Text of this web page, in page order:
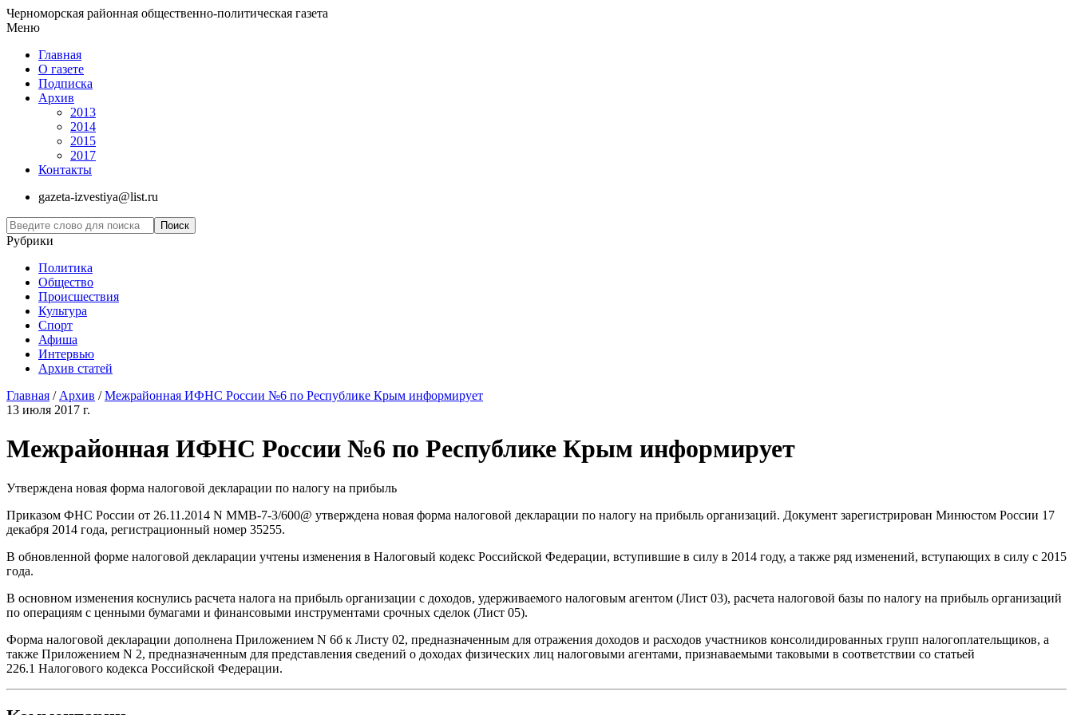
Черноморская районная общественно-политическая газета
Меню
Главная
О газете
Подписка
Архив
2013
2014
2015
2017
Контакты
gazeta-izvestiya@list.ru
Рубрики
Политика
Общество
Проиcшествия
Культура
Спорт
Афиша
Интервью
Архив статей
Главная / Архив /Межрайонная ИФНС России №6 по Республике Крым информирует
13 июля 2017 г.
Межрайонная ИФНС России №6 по Республике Крым информирует
Утверждена новая форма налоговой декларации по налогу на прибыль
Приказом ФНС России от 26.11.2014 N ММВ-7-3/600@ утверждена новая форма налоговой декларации по налогу на прибыль организаций. Документ зарегистрирован Минюстом России 17
декабря 2014 года, регистрационный номер 35255.
В обновленной форме налоговой декларации учтены изменения в Налоговый кодекс Российской Федерации, вступившие в силу в 2014 году, а также ряд изменений, вступающих в силу с 2015
года.
В основном изменения коснулись расчета налога на прибыль организации с доходов, удерживаемого налоговым агентом (Лист 03), расчета налоговой базы по налогу на прибыль организаций
по операциям с ценными бумагами и финансовыми инструментами срочных сделок (Лист 05).
Форма налоговой декларации дополнена Приложением N 6б к Листу 02, предназначенным для отражения доходов и расходов участников консолидированных групп налогоплательщиков, а
также Приложением N 2, предназначенным для представления сведений о доходах физических лиц налоговыми агентами, признаваемыми таковыми в соответствии со статьей
226.1 Налогового кодекса Российской Федерации.